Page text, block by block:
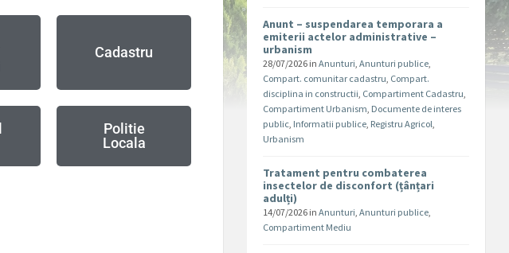
Cadastru
Politie
Locala
Anunt – suspendarea temporara a
emiterii actelor administrative –
urbanism
28/07/2026 inAnunturi,Anunturi publice,
Compart. comunitar cadastru, Compart.
disciplina in constructii, Compartiment Cadastru,
Compartiment Urbanism, Documente de interes
public, Informatii publice, Registru Agricol,
Urbanism
Tratament pentru combaterea
insectelor de disconfort (țânțari
adulți)
14/07/2026 inAnunturi,Anunturi publice,
Compartiment Mediu